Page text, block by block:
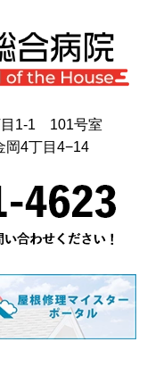
目1-1 101号室
岡4丁目4−14